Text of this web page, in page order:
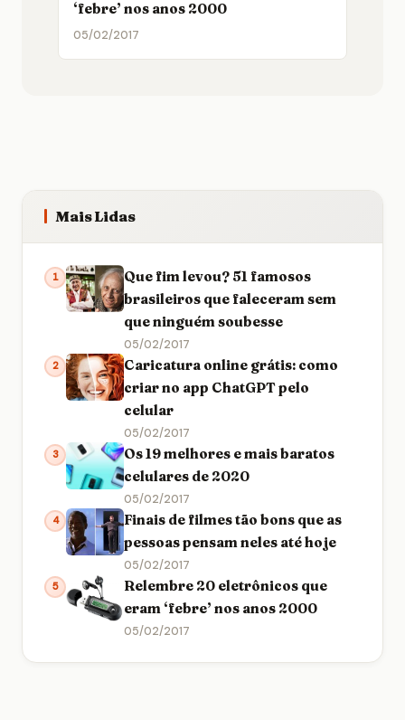
‘febre’ nos anos 2000
05/02/2017
Mais Lidas
1
Que fim levou? 51 famosos
brasileiros que faleceram sem
que ninguém soubesse
05/02/2017
2
Caricatura online grátis: como
criar no app ChatGPT pelo
celular
05/02/2017
3
Os 19 melhores e mais baratos
celulares de 2020
05/02/2017
4
Finais de filmes tão bons que as
pessoas pensam neles até hoje
05/02/2017
5
Relembre 20 eletrônicos que
eram ‘febre’ nos anos 2000
05/02/2017